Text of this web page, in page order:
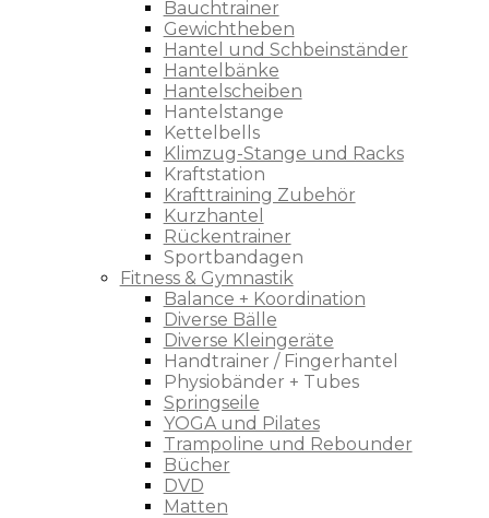
Bauchtrainer
Gewichtheben
Hantel und Schbeinständer
Hantelbänke
Hantelscheiben
Hantelstange
Kettelbells
Klimzug-Stange und Racks
Kraftstation
Krafttraining Zubehör
Kurzhantel
Rückentrainer
Sportbandagen
Fitness & Gymnastik
Balance + Koordination
Diverse Bälle
Diverse Kleingeräte
Handtrainer / Fingerhantel
Physiobänder + Tubes
Springseile
YOGA und Pilates
Trampoline und Rebounder
Bücher
DVD
Matten